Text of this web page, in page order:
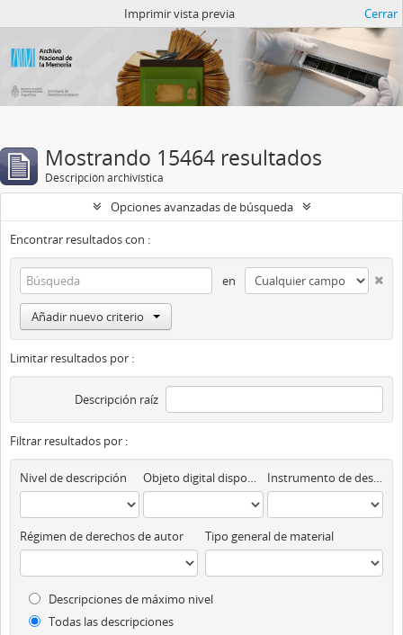
Imprimir vista previa Cerrar
Mostrando 15464 resultados
Descripción archivística
Opciones avanzadas de búsqueda
Encontrar resultados con :
en
Añadir nuevo criterio
Limitar resultados por :
Descripción raíz
Filtrar resultados por :
Nivel de descripción Objeto digital disponibles Instrumento de descripción
Régimen de derechos de autor Tipo general de material
Descripciones de máximo nivel
Todas las descripciones